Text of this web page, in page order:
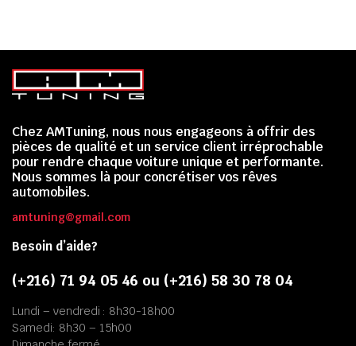
Chez AMTuning, nous nous engageons à offrir des
pièces de qualité et un service client irréprochable
pour rendre chaque voiture unique et performante.
Nous sommes là pour concrétiser vos rêves
automobiles.
amtuning@gmail.com
Besoin d’aide?
(+216) 71 94 05 46 ou (+216) 58 30 78 04
Lundi – vendredi : 8h30-18h00
Samedi: 8h30 – 15h00